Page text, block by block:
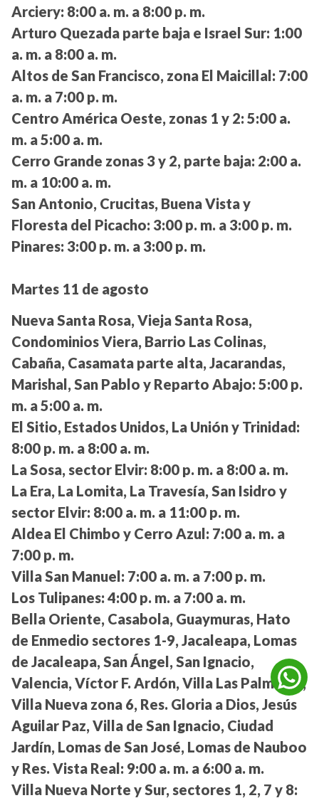
Arciery: 8:00 a. m. a 8:00 p. m.
Arturo Quezada parte baja e Israel Sur: 1:00
a. m. a 8:00 a. m.
Altos de San Francisco, zona El Maicillal: 7:00
a. m. a 7:00 p. m.
Centro América Oeste, zonas 1 y 2: 5:00 a.
m. a 5:00 a. m.
Cerro Grande zonas 3 y 2, parte baja: 2:00 a.
m. a 10:00 a. m.
San Antonio, Crucitas, Buena Vista y
Floresta del Picacho: 3:00 p. m. a 3:00 p. m.
Pinares: 3:00 p. m. a 3:00 p. m.
Martes 11 de agosto
Nueva Santa Rosa, Vieja Santa Rosa,
Condominios Viera, Barrio Las Colinas,
Cabaña, Casamata parte alta, Jacarandas,
Marishal, San Pablo y Reparto Abajo: 5:00 p.
m. a 5:00 a. m.
El Sitio, Estados Unidos, La Unión y Trinidad:
8:00 p. m. a 8:00 a. m.
La Sosa, sector Elvir: 8:00 p. m. a 8:00 a. m.
La Era, La Lomita, La Travesía, San Isidro y
sector Elvir: 8:00 a. m. a 11:00 p. m.
Aldea El Chimbo y Cerro Azul: 7:00 a. m. a
7:00 p. m.
Villa San Manuel: 7:00 a. m. a 7:00 p. m.
Los Tulipanes: 4:00 p. m. a 7:00 a. m.
Bella Oriente, Casabola, Guaymuras, Hato
de Enmedio sectores 1-9, Jacaleapa, Lomas
de Jacaleapa, San Ángel, San Ignacio,
Valencia, Víctor F. Ardón, Villa Las Palmeras,
Villa Nueva zona 6, Res. Gloria a Dios, Jesús
Aguilar Paz, Villa de San Ignacio, Ciudad
Jardín, Lomas de San José, Lomas de Nauboo
y Res. Vista Real: 9:00 a. m. a 6:00 a. m.
Villa Nueva Norte y Sur, sectores 1, 2, 7 y 8: